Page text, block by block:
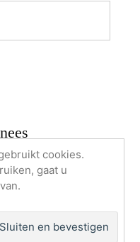
cookies.
gaat u
u cookies kunt